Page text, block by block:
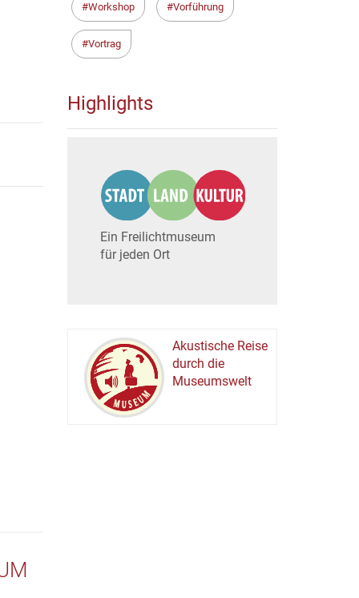
Workshop Vorführung
Vortrag
Highlights
Ein Freilichtmuseum
für jeden Ort
MUSEUM
Akustische Reise
durch die
Museumswelt